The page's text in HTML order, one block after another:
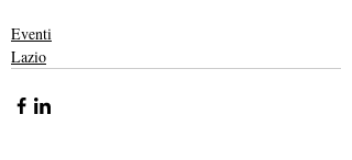
Eventi
Lazio